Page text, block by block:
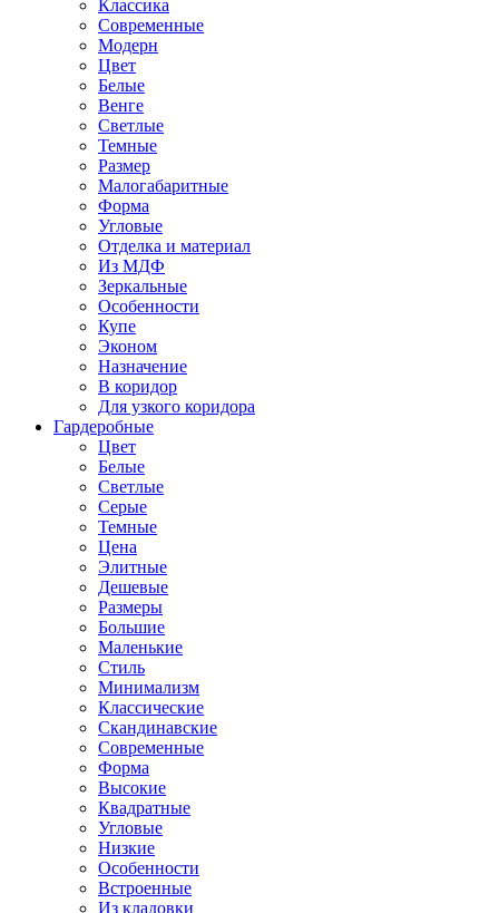
Классика
Современные
Модерн
Цвет
Белые
Венге
Светлые
Темные
Размер
Малогабаритные
Форма
Угловые
Отделка и материал
Из МДФ
Зеркальные
Особенности
Купе
Эконом
Назначение
В коридор
Для узкого коридора
Гардеробные
Цвет
Белые
Светлые
Серые
Темные
Цена
Элитные
Дешевые
Размеры
Большие
Маленькие
Стиль
Минимализм
Классические
Скандинавские
Современные
Форма
Высокие
Квадратные
Угловые
Низкие
Особенности
Встроенные
Из кладовки